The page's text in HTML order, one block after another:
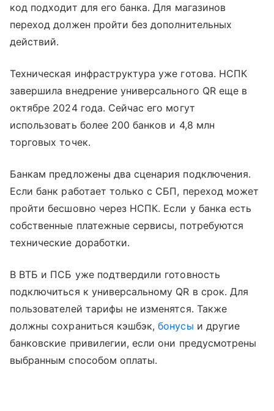
код подходит для его банка. Для магазинов
переход должен пройти без дополнительных
действий.
Техническая инфраструктура уже готова. НСПК
завершила внедрение универсального QR еще в
октябре 2024 года. Сейчас его могут
использовать более 200 банков и 4,8 млн
торговых точек.
Банкам предложены два сценария подключения.
Если банк работает только с СБП, переход может
пройти бесшовно через НСПК. Если у банка есть
собственные платежные сервисы, потребуются
технические доработки.
В ВТБ и ПСБ уже подтвердили готовность
подключиться к универсальному QR в срок. Для
пользователей тарифы не изменятся. Также
должны сохраниться кэшбэк,бонусы и другие
банковские привилегии, если они предусмотрены
выбранным способом оплаты.